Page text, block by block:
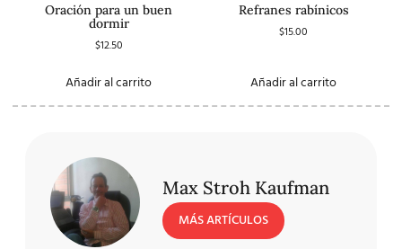
Oración para un buen
dormir
$12.50
Añadir al carrito
Refranes rabínicos
$15.00
Añadir al carrito
Max Stroh Kaufman
MÁS ARTÍCULOS